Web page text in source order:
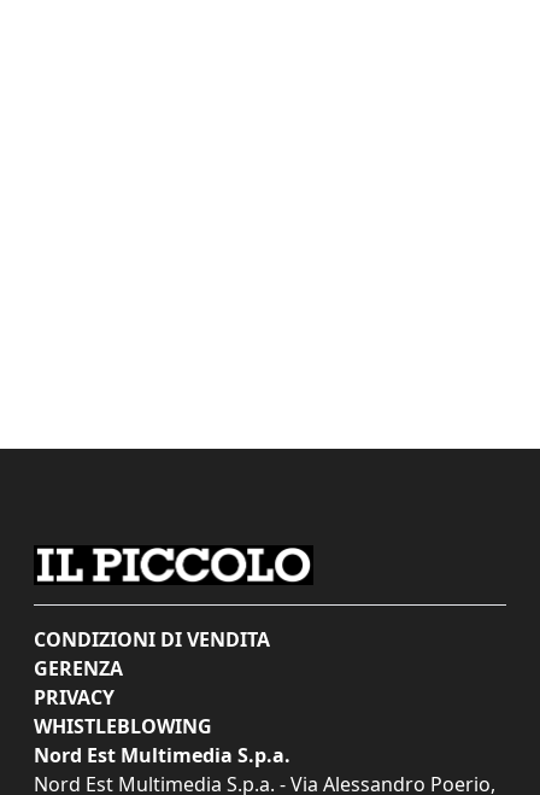
CONDIZIONI DI VENDITA
GERENZA
PRIVACY
WHISTLEBLOWING
Nord Est Multimedia S.p.a.
Nord Est Multimedia S.p.a. - Via Alessandro Poerio,